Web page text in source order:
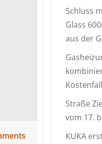
Schluss
Glass
aus der
Straße
vom 17.
KUKA